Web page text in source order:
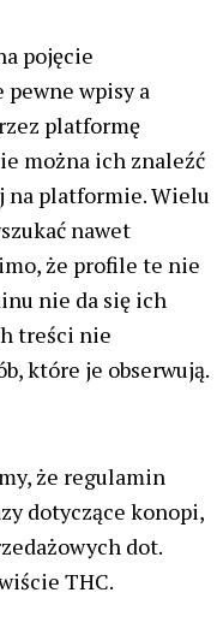
pojęcie
pewne wpisy a
platformę
można ich znaleźć
na platformie. Wielu
nawet
że profile te nie
nie da się ich
treści nie
które je obserwują.
że regulamin
dotyczące konopi,
dot.
THC.